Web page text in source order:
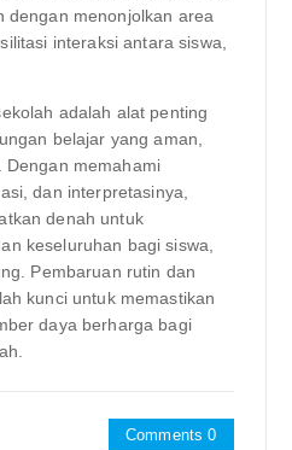
dengan menonjolkan area
interaksi antara siswa,
adalah alat penting
belajar yang aman,
Dengan memahami
dan interpretasinya,
denah untuk
keseluruhan bagi siswa,
Pembaruan rutin dan
kunci untuk memastikan
daya berharga bagi
Comments 0